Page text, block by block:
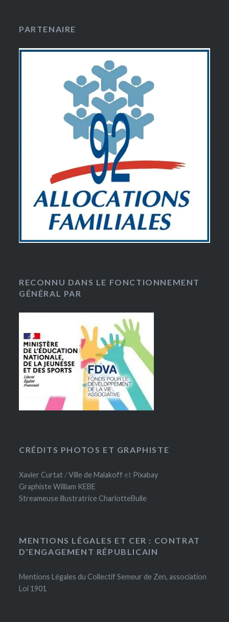
PARTENAIRE
RECONNU DANS LE FONCTIONNEMENT
GÉNÉRAL PAR
CRÉDITS PHOTOS ET GRAPHISTE
Xavier Curtat /Ville de Malakoff et Pixabay
Graphiste William KEBE
Streameuse illustratrice CharlotteBulle
MENTIONS LÉGALES ET CER : CONTRAT
D’ENGAGEMENT RÉPUBLICAIN
Mentions Légales du Collectif Semeur de Zen, association
Loi 1901